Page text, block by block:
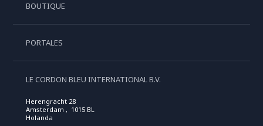
BOUTIQUE
PORTALES
LE CORDON BLEU INTERNATIONAL B.V.
Herengracht 28
Amsterdam , 1015 BL
Holanda